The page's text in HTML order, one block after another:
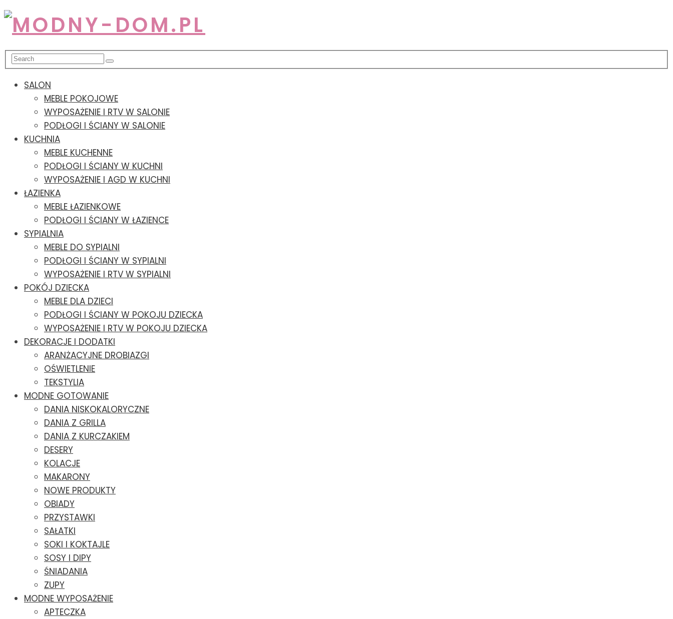
SALON
MEBLE POKOJOWE
WYPOSAŻENIE I RTV W SALONIE
PODŁOGI I ŚCIANY W SALONIE
KUCHNIA
MEBLE KUCHENNE
PODŁOGI I ŚCIANY W KUCHNI
WYPOSAŻENIE I AGD W KUCHNI
ŁAZIENKA
MEBLE ŁAZIENKOWE
PODŁOGI I ŚCIANY W ŁAZIENCE
SYPIALNIA
MEBLE DO SYPIALNI
PODŁOGI I ŚCIANY W SYPIALNI
WYPOSAŻENIE I RTV W SYPIALNI
POKÓJ DZIECKA
MEBLE DLA DZIECI
PODŁOGI I ŚCIANY W POKOJU DZIECKA
WYPOSAŻENIE I RTV W POKOJU DZIECKA
DEKORACJE I DODATKI
ARANŻACYJNE DROBIAZGI
OŚWIETLENIE
TEKSTYLIA
MODNE GOTOWANIE
DANIA NISKOKALORYCZNE
DANIA Z GRILLA
DANIA Z KURCZAKIEM
DESERY
KOLACJE
MAKARONY
NOWE PRODUKTY
OBIADY
PRZYSTAWKI
SAŁATKI
SOKI I KOKTAJLE
SOSY I DIPY
ŚNIADANIA
ZUPY
MODNE WYPOSAŻENIE
APTECZKA